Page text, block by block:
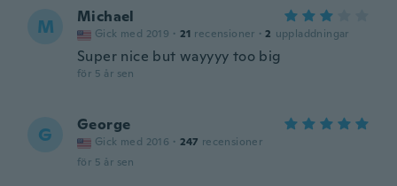
M Michael
Gick med 2019 · 21 recensioner · 2 uppladdningar
Super nice but wayyyy too big
för 5 år sen
G George
Gick med 2016 · 247 recensioner
för 5 år sen